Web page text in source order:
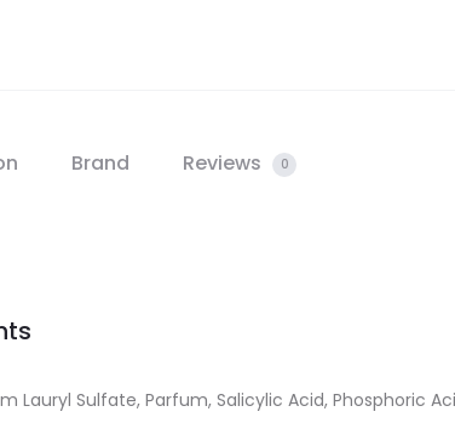
Brand Reviews 0
Lauryl Sulfate, Parfum, Salicylic Acid, Phosphoric